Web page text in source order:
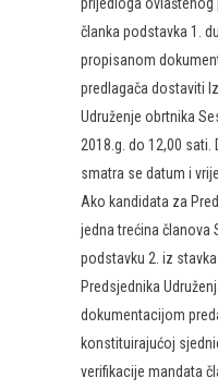
članka podstavka 1.
propisanom
predlagača dostaviti
Udruženje obrtnika
2018.g. do 12,00
smatra se datum i
Ako kandidata za
jedna trećina članova
podstavku 2. iz
Predsjednika
dokumentacijom
konstituirajućoj
verifikacije mandata